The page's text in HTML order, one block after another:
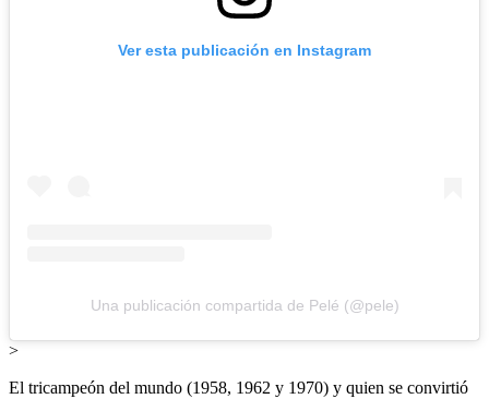
Ver esta publicación en Instagram
Una publicación compartida de Pelé (@pele)
>
El tricampeón del mundo (1958, 1962 y 1970) y quien se convirtió